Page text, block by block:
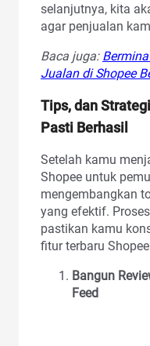
selanjutnya, kita
agar penjualan
Baca juga:
Jualan di Shopee
Tips, dan
Pasti Berhasil
Setelah kamu
Shopee untuk
mengembangkan
yang efektif.
pastikan kamu
fitur terbaru
Bangun
Feed